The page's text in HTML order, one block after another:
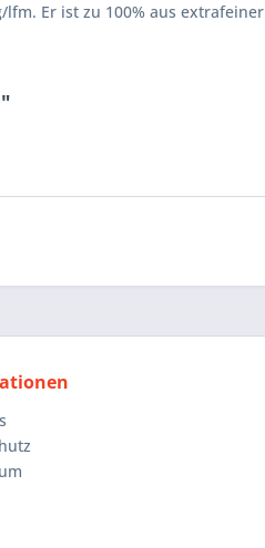
Er ist zu 100% aus